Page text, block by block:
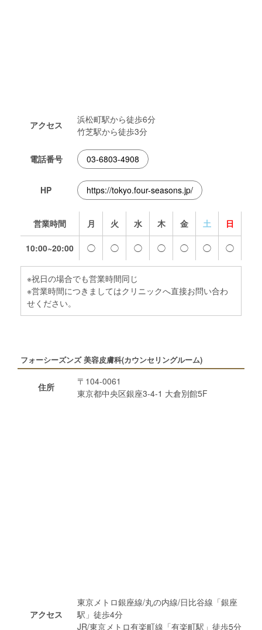
アクセス
浜松町駅から徒歩6分
竹芝駅から徒歩3分
電話番号 03-6803-4908
HP https://tokyo.four-seasons.jp/
営業時間 月 火 水 木 金 土 日
10:00~20:00 ◯ ◯ ◯ ◯ ◯ ◯ ◯
※祝日の場合でも営業時間同じ
※営業時間につきましてはクリニックへ直接お問い合わ
せください。
フォーシーズンズ 美容皮膚科(カウンセリングルーム)
住所
〒104-0061
東京都中央区銀座3-4-1 大倉別館5F
アクセス
東京メトロ銀座線/丸の内線/日比谷線「銀座
駅」徒歩4分
JR/東京メトロ有楽町線「有楽町駅」徒歩5分